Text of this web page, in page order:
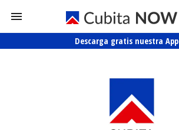
Descarga gratis nuestra App